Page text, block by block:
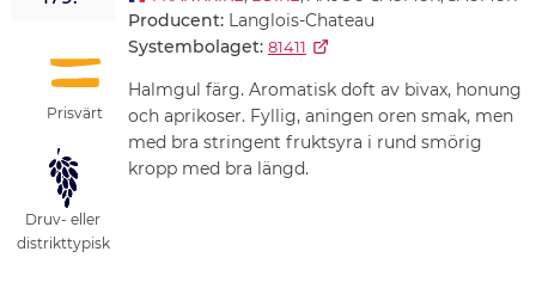
Prisvärt
Druv- eller
distrikttypisk
Producent: Langlois-Chateau
Systembolaget: 81411
Halmgul färg. Aromatisk doft av bivax, honung
och aprikoser. Fyllig, aningen oren smak, men
med bra stringent fruktsyra i rund smörig
kropp med bra längd.